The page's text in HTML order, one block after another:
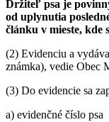
Držiteľ psa je
od uplynutia
článku v mieste, kde
(2) Evidenciu a
známka), vedie Obec
(3) Do evidencie sa
a) evidenčné číslo psa